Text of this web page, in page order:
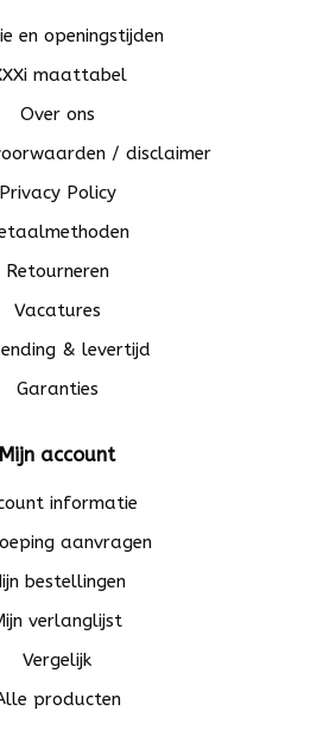
en openingstijden
maattabel
Over ons
/ disclaimer
Privacy Policy
Retourneren
Vacatures
& levertijd
Garanties
Mijn account
informatie
aanvragen
bestellingen
verlanglijst
Vergelijk
producten